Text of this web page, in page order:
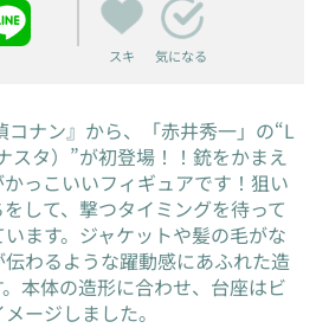
スキ 気になる
コナン』から、「赤井秀一」の“L
スタ）”が初登場！！銃をかまえ
っこいいフィギュアです！狙い
して、撃つタイミングを待って
ます。ジャケットや髪の毛がな
わるような躍動感にあふれた造
本体の造形に合わせ、台座はビ
ージしました。